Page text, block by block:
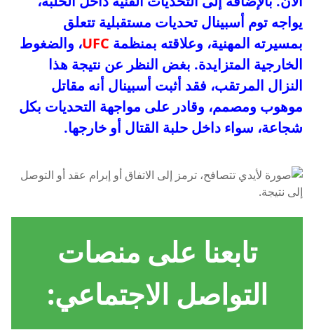
يواجه توم أسبينال تحديات مستقبلية تتعلق
بمسيرته المهنية، وعلاقته بمنظمة UFC، والضغوط
الخارجية المتزايدة. بغض النظر عن نتيجة هذا
النزال المرتقب، فقد أثبت أسبينال أنه مقاتل
موهوب ومصمم، وقادر على مواجهة التحديات بكل
شجاعة، سواء داخل حلبة القتال أو خارجها.
تابعنا على منصات
التواصل الاجتماعي: